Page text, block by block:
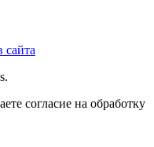
сайта
согласие на обработку